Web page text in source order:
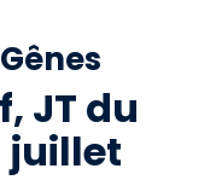
JT du
juillet